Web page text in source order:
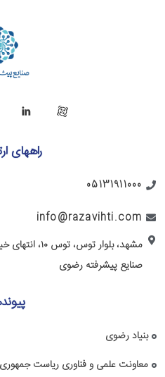
راههای
05131911000
info@razavihti.com
مشهد، بلوار
صنایع پیشرفته رضوی
بنیاد رضوی
معاونت علمی و فناوری ریاست جمهوری